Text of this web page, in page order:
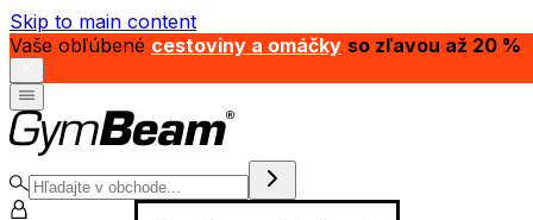
Skip to main content
Vaše obľúbené cestoviny a omáčky so zľavou až 20 %